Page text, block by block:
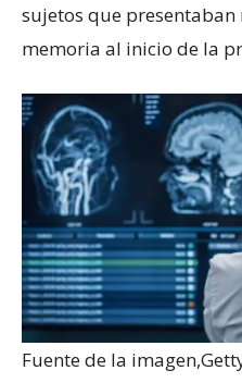
sujetos que
memoria al inicio de la
Fuente de la imagen,